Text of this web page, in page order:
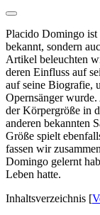
Placido Domingo ist
bekannt, sondern
Artikel beleuchten
deren Einfluss auf
auf seine Biografie,
Opernsänger
der Körpergröße in
anderen bekannten
Größe spielt
fassen wir
Domingo gelernt
Leben hatte.
Inhaltsverzeichnis [